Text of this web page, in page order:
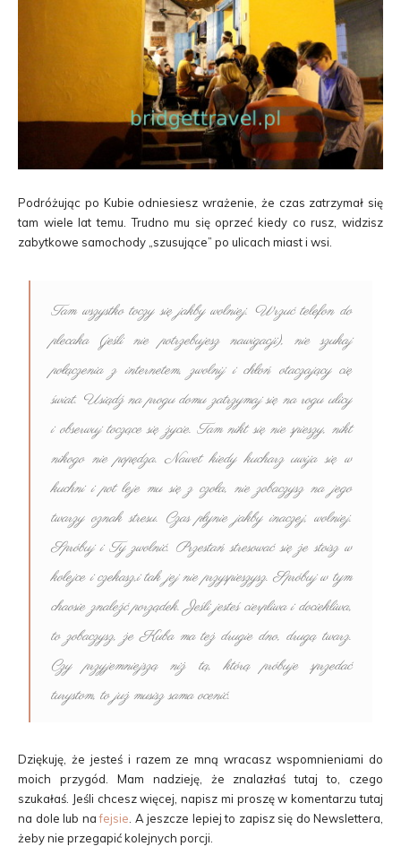
Podróżując po Kubie odniesiesz wrażenie, że czas zatrzymał się
tam wiele lat temu. Trudno mu się oprzeć kiedy co rusz, widzisz
zabytkowe samochody „szusujące” po ulicach miast i wsi.
Tam wszystko toczy się jakby wolniej. Wrzuć telefon do
plecaka (jeśli nie potrzebujesz nawigacji), nie szukaj
połączenia z internetem, zwolnij i chłoń otaczający cię
świat. Usiądź na progu domu zatrzymaj się na rogu ulicy
i obserwuj toczące się życie. Tam nikt się nie spieszy, nikt
nikogo nie popędza. Nawet kiedy kucharz uwija się w
kuchni i pot leje mu się z czoła, nie zobaczysz na jego
twarzy oznak stresu. Czas płynie jakby inaczej, wolniej.
Spróbuj i Ty zwolnić. Przestań stresować się że stoisz w
kolejce i czekasz,i tak jej nie przyspieszysz. Spróbuj w tym
chaosie znaleźć porządek. Jeśli jesteś cierpliwa i dociekliwa,
to zobaczysz, że Kuba ma też drugie dno, drugą twarz.
Czy przyjemniejszą niż tą, którą próbuje sprzedać
turystom, to już musisz sama ocenić.
Dziękuję, że jesteś i razem ze mną wracasz wspomnieniami do
moich przygód. Mam nadzieję, że znalazłaś tutaj to, czego
szukałaś. Jeśli chcesz więcej, napisz mi proszę w komentarzu tutaj
na dole lub nafejsie. A jeszcze lepiej to zapisz się do Newslettera,
żeby nie przegapić kolejnych porcji.